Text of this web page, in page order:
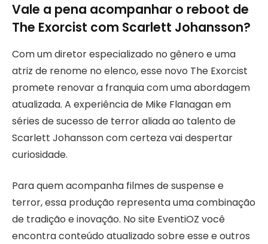
Vale a pena acompanhar o reboot de
The Exorcist com Scarlett Johansson?
Com um diretor especializado no gênero e uma
atriz de renome no elenco, esse novo The Exorcist
promete renovar a franquia com uma abordagem
atualizada. A experiência de Mike Flanagan em
séries de sucesso de terror aliada ao talento de
Scarlett Johansson com certeza vai despertar
curiosidade.
Para quem acompanha filmes de suspense e
terror, essa produção representa uma combinação
de tradição e inovação. No site EventiOZ você
encontra conteúdo atualizado sobre esse e outros